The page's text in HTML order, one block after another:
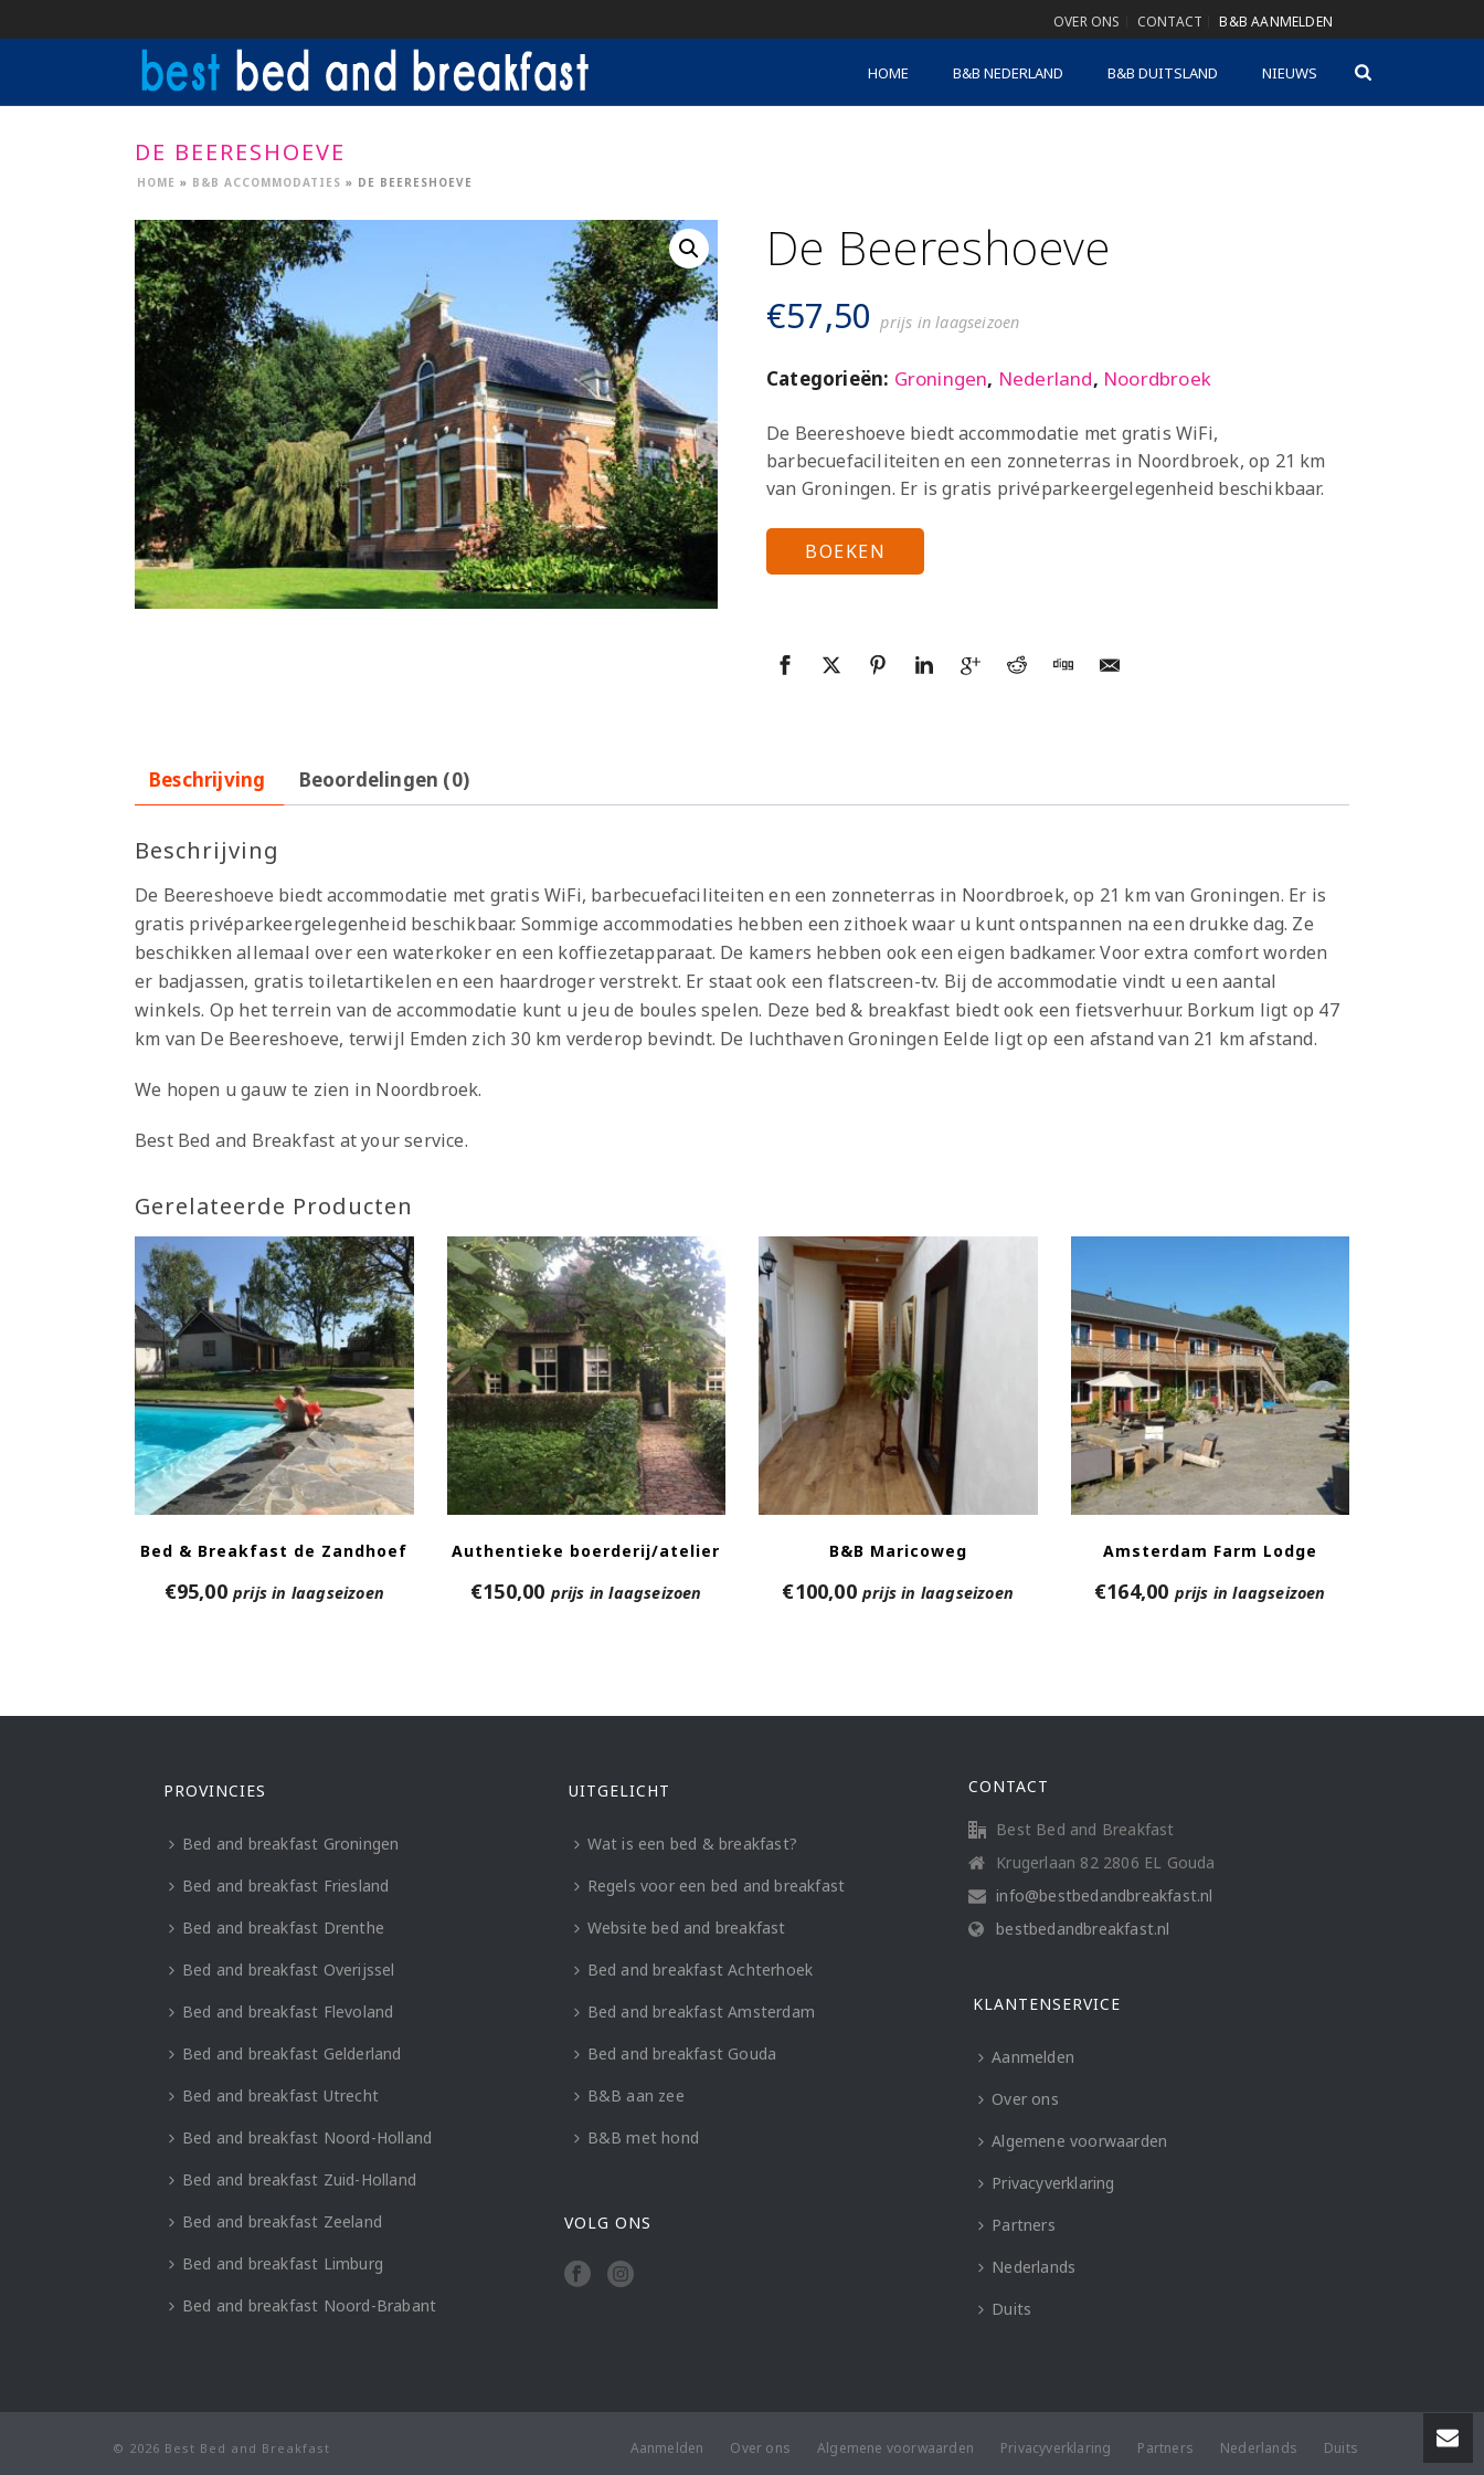
OVER ONS CONTACT B&B AANMELDEN
HOME B&B NEDERLAND B&B DUITSLAND NIEUWS
DE BEERESHOEVE
HOME » B&B ACCOMMODATIES » DE BEERESHOEVE
De Beereshoeve
€57,50 prijs in laagseizoen
Categorieën: Groningen, Nederland, Noordbroek
De Beereshoeve biedt accommodatie met gratis WiFi,
barbecuefaciliteiten en een zonneterras in Noordbroek, op 21 km
van Groningen. Er is gratis privéparkeergelegenheid beschikbaar.
BOEKEN
Beschrijving Beoordelingen (0)
Beschrijving
De Beereshoeve biedt accommodatie met gratis WiFi, barbecuefaciliteiten en een zonneterras in Noordbroek, op 21 km van Groningen. Er is
gratis privéparkeergelegenheid beschikbaar. Sommige accommodaties hebben een zithoek waar u kunt ontspannen na een drukke dag. Ze
beschikken allemaal over een waterkoker en een koffiezetapparaat. De kamers hebben ook een eigen badkamer. Voor extra comfort worden
er badjassen, gratis toiletartikelen en een haardroger verstrekt. Er staat ook een flatscreen-tv. Bij de accommodatie vindt u een aantal
winkels. Op het terrein van de accommodatie kunt u jeu de boules spelen. Deze bed & breakfast biedt ook een fietsverhuur. Borkum ligt op 47
km van De Beereshoeve, terwijl Emden zich 30 km verderop bevindt. De luchthaven Groningen Eelde ligt op een afstand van 21 km afstand.
We hopen u gauw te zien in Noordbroek.
Best Bed and Breakfast at your service.
Gerelateerde Producten
Bed & Breakfast de Zandhoef
€95,00 prijs in laagseizoen
Authentieke boerderij/atelier
€150,00 prijs in laagseizoen
B&B Maricoweg
€100,00 prijs in laagseizoen
Amsterdam Farm Lodge
€164,00 prijs in laagseizoen
PROVINCIES
Bed and breakfast Groningen
Bed and breakfast Friesland
Bed and breakfast Drenthe
Bed and breakfast Overijssel
Bed and breakfast Flevoland
Bed and breakfast Gelderland
Bed and breakfast Utrecht
Bed and breakfast Noord-Holland
Bed and breakfast Zuid-Holland
Bed and breakfast Zeeland
Bed and breakfast Limburg
Bed and breakfast Noord-Brabant
UITGELICHT
Wat is een bed & breakfast?
Regels voor een bed and breakfast
Website bed and breakfast
Bed and breakfast Achterhoek
Bed and breakfast Amsterdam
Bed and breakfast Gouda
B&B aan zee
B&B met hond
VOLG ONS
CONTACT
Best Bed and Breakfast
Krugerlaan 82 2806 EL Gouda
info@bestbedandbreakfast.nl
bestbedandbreakfast.nl
KLANTENSERVICE
Aanmelden
Over ons
Algemene voorwaarden
Privacyverklaring
Partners
Nederlands
Duits
© 2026 Best Bed and Breakfast Aanmelden Over ons Algemene voorwaarden Privacyverklaring Partners Nederlands Duits